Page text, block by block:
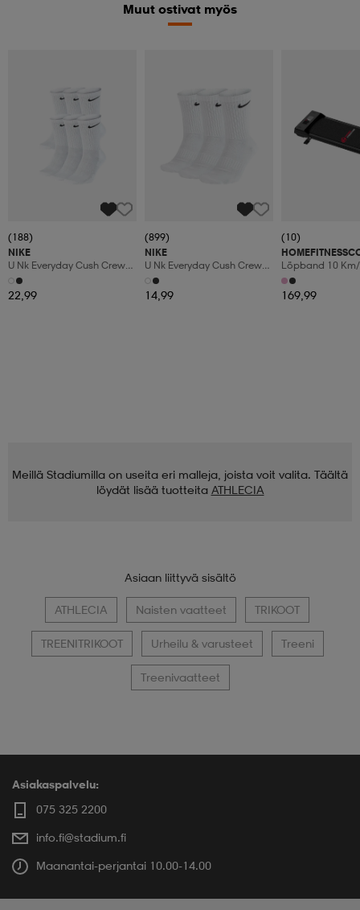
Muut ostivat myös
(188)
NIKE
U Nk Everyday Cush Crew
6pr-Bd
22,99
(899)
NIKE
U Nk Everyday Cush Crew
3pr
14,99
(10)
Löpband 10
Manuaalinen
Led-Display
169,99
Meillä Stadiumilla on useita eri malleja, joista voit valita. Täältä
löydät lisää tuotteita ATHLECIA
Asiaan liittyvä sisältö
ATHLECIA Naisten vaatteet TRIKOOT
TREENITRIKOOT Urheilu & varusteet Treeni
Treenivaatteet
Asiakaspalvelu:
075 325 2200
info.fi@stadium.fi
Maanantai-perjantai 10.00-14.00